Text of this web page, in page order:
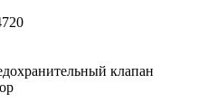
клапан